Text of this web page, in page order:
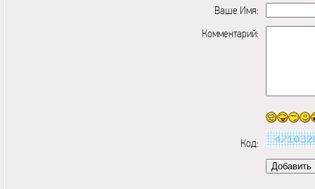
Ваше Имя:
Комментарий:
Код: